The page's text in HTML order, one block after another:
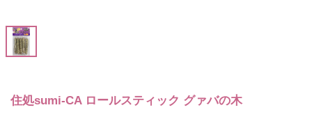
住処sumi-CA ロールスティック グァバの木